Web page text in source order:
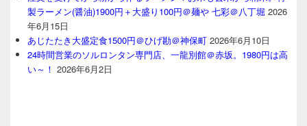
製ラーメン(醤油)1900円＋大盛り100円＠麺や 七彩＠八丁堀 2026
年6月15日
あじたたき大盛定食1500円＠ひげ勘＠神保町 2026年6月10日
24時間営業のソルロンタン専門店、一龍別館＠赤坂。1980円は高
い～！ 2026年6月2日